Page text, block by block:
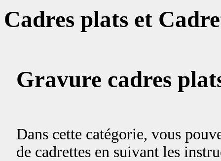
Cadres plats et
Gravure cadres
Dans cette catégorie, vous
de cadrettes en suivant les